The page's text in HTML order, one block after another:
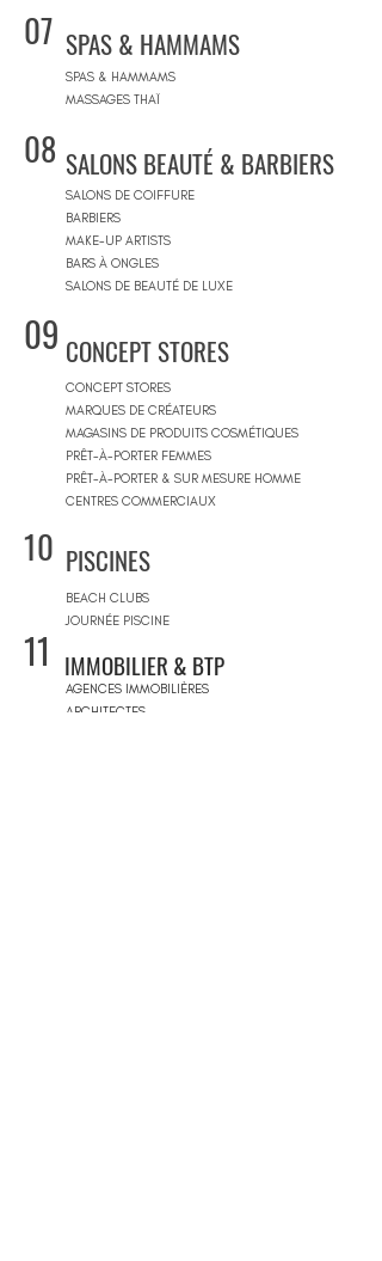
07 SPAS & HAMMAMS
SPAS & HAMMAMS
MASSAGES THAÏ
08 SALONS BEAUTÉ & BARBIERS
SALONS DE COIFFURE
BARBIERS
MAKE-UP ARTISTS
BARS À ONGLES
SALONS DE BEAUTÉ DE LUXE
09 CONCEPT STORES
CONCEPT STORES
MARQUES DE CRÉATEURS
MAGASINS DE PRODUITS COSMÉTIQUES
PRÊT-À-PORTER FEMMES
PRÊT-À-PORTER & SUR MESURE HOMME
CENTRES COMMERCIAUX
10 PISCINES
BEACH CLUBS
JOURNÉE PISCINE
11 IMMOBILIER & BTP
AGENCES IMMOBILIÈRES
ARCHITECTES